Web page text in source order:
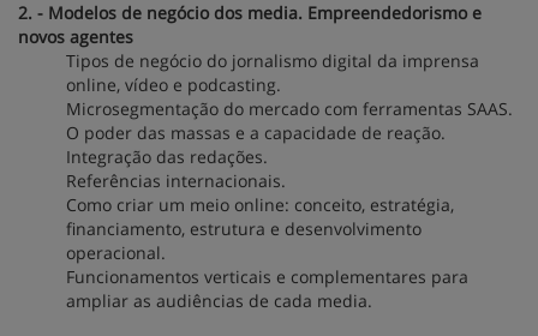
2. - Modelos de negócio dos media. Empreendedorismo e
novos agentes
Tipos de negócio do jornalismo digital da imprensa
online, vídeo e podcasting.
Microsegmentação do mercado com ferramentas SAAS.
O poder das massas e a capacidade de reação.
Integração das redações.
Referências internacionais.
Como criar um meio online: conceito, estratégia,
financiamento, estrutura e desenvolvimento
operacional.
Funcionamentos verticais e complementares para
ampliar as audiências de cada media.